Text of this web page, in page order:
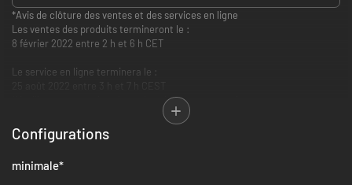
*Avis de clôture des ventes et des services en ligne
Les ventes des produits termineront le :
8 février 2022 entre 2 h et 6 h CET
Le service en ligne terminera le :
*Veuillez noter que les plages horaires peuvent varier.
La clôture du service en ligne entraînera également la fin des
fonctionnalités suivantes :
- Les événements en ligne
Configurations
minimale*